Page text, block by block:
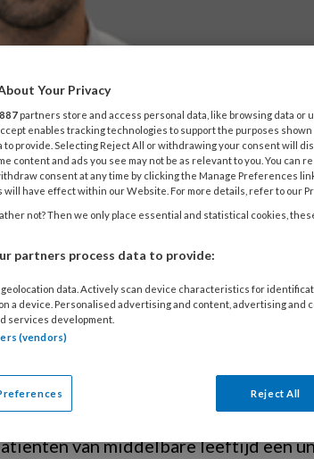
de beste
niet mogelijk is
bioprothese) is niet altijd de
we ernaar de eigen klep te
dat niet kan, kan de Ross-procedure
Saouti uit hoe deze
van middelbare leeftijd een
Your Privacy
887 partners store and access personal data, like browsing data or
enables tracking technologies to support the purposes
to provide. Selecting Reject All or withdrawing your consent will
content and ads you see may not be as relevant to you. You can
consent at any time by clicking the Manage Preferences
will have effect within our Website. For more details, refer to our
not? Then we only place essential and statistical cookies,
partners process data to provide:
data. Actively scan device characteristics for
a device. Personalised advertising and content, advertising and
services development.
(vendors)
Reject All